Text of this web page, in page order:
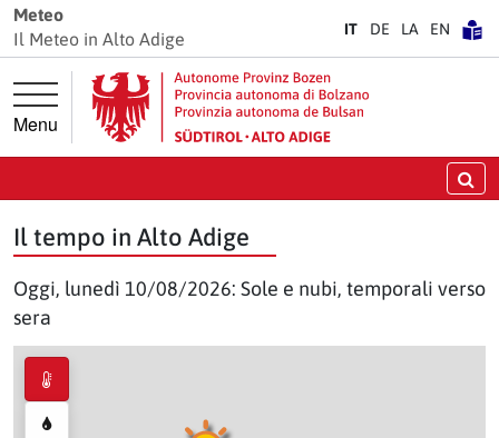
Vai direttamente alla navigazione principale
Vai direttamente al contenuto principale
Meteo
Il Meteo in Alto Adige
IT DE LA EN
Menu
Il tempo in Alto Adige
Oggi, lunedì 10/08/2026: Sole e nubi, temporali verso
sera